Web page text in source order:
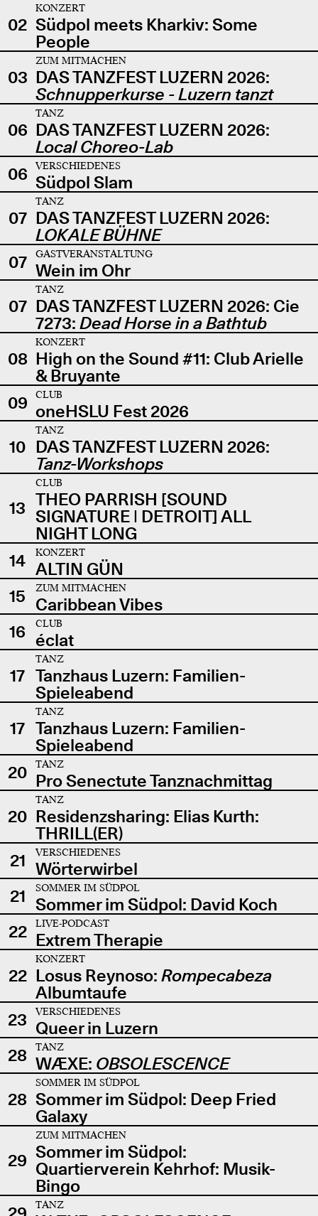
02
KONZERT
Südpol meets Kharkiv: Some
People
03
ZUM MITMACHEN
DAS TANZFEST LUZERN 2026:
Schnupperkurse - Luzern tanzt
06
TANZ
DAS TANZFEST LUZERN 2026:
Local Choreo-Lab
06
VERSCHIEDENES
Südpol Slam
07
TANZ
DAS TANZFEST LUZERN 2026:
LOKALE BÜHNE
07
GASTVERANSTALTUNG
Wein im Ohr
07
TANZ
DAS TANZFEST LUZERN 2026: Cie
7273: Dead Horse in a Bathtub
08
KONZERT
High on the Sound #11: Club Arielle
& Bruyante
09
CLUB
oneHSLU Fest 2026
10
TANZ
DAS TANZFEST LUZERN 2026:
Tanz-Workshops
13
CLUB
THEO PARRISH [SOUND
SIGNATURE | DETROIT] ALL
NIGHT LONG
14
KONZERT
ALTIN GÜN
15
ZUM MITMACHEN
Caribbean Vibes
16
CLUB
éclat
17
TANZ
Tanzhaus Luzern: Familien-
Spieleabend
17
TANZ
Tanzhaus Luzern: Familien-
Spieleabend
20
TANZ
Pro Senectute Tanznachmittag
20
TANZ
Residenzsharing: Elias Kurth:
THRILL(ER)
21
VERSCHIEDENES
Wörterwirbel
21
SOMMER IM SÜDPOL
Sommer im Südpol: David Koch
22
LIVE-PODCAST
Extrem Therapie
22
KONZERT
Losus Reynoso: Rompecabeza
Albumtaufe
23
VERSCHIEDENES
Queer in Luzern
28
TANZ
WÆXE: OBSOLESCENCE
28
SOMMER IM SÜDPOL
Sommer im Südpol: Deep Fried
Galaxy
29
ZUM MITMACHEN
Sommer im Südpol:
Quartierverein Kehrhof: Musik-
Bingo
TANZ